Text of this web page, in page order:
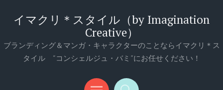
イマクリ＊スタイル（by Imagination
Creative）
ブランディング＆マンガ・キャラクターのことならイマクリ＊ス
タイル “コンシェルジュ・バミ”にお任せください！